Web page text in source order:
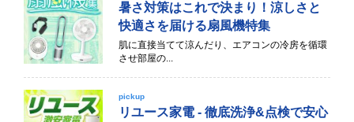
暑さ対策はこれで決まり！涼しさと
快適さを届ける扇風機特集
肌に直接当てて涼んだり、エアコンの冷房を循環
させ部屋の...
pickup
リユース家電 - 徹底洗浄&点検で安心